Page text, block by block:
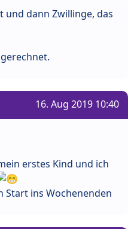
und dann Zwillinge, das
16. Aug 2019 10:40
erstes Kind und ich
Start ins Wochenenden